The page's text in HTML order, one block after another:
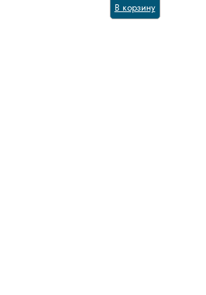
В корзину